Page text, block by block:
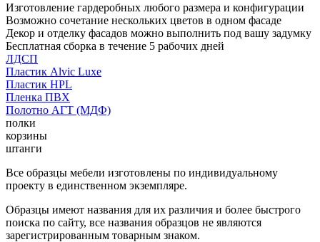
Изготовление гардеробных любого размера и конфигурации
Возможно сочетание нескольких цветов в одном фасаде
Декор и отделку фасадов можно выполнить под вашу задумку
Бесплатная сборка в течение 5 рабочих дней
ЛДСП
Пластик Alvic Luxe
Пластик HPL
Пленка ПВХ
Полотно АГТ (МДФ)
полки
корзины
штанги
Все образцы мебели изготовлены по индивидуальному
проекту в единственном экземпляре.
Образцы имеют названия для их различия и более быстрого
поиска по сайту, все названия образцов не являются
зарегистрированным товарным знаком.